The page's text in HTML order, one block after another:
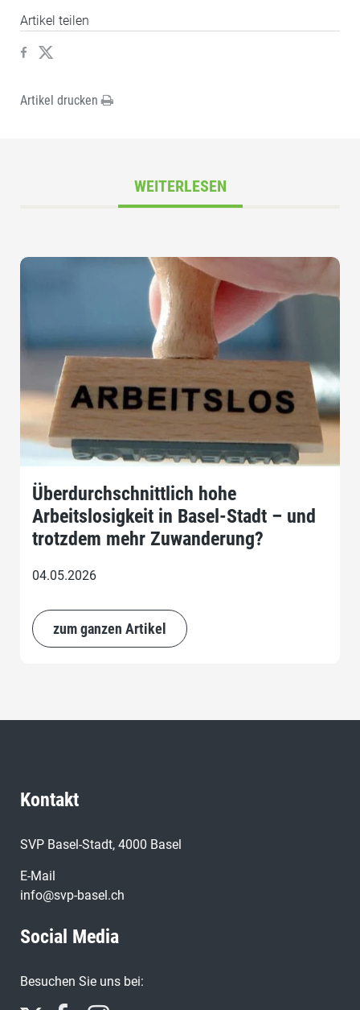
Artikel teilen
Artikel drucken
WEITERLESEN
Überdurchschnittlich hohe
Arbeitslosigkeit in Basel-Stadt – und
trotzdem mehr Zuwanderung?
04.05.2026
zum ganzen Artikel
Kontakt
SVP Basel-Stadt, 4000 Basel
E-Mail
info@svp-basel.ch
Social Media
Besuchen Sie uns bei: